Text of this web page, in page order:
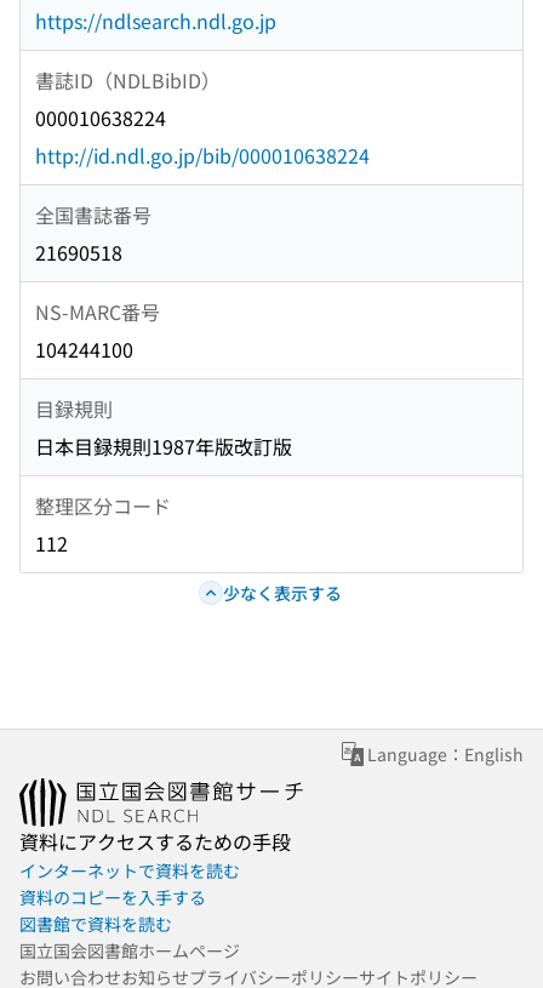
https://ndlsearch.ndl.go.jp
書誌ID（NDLBibID）
000010638224
http://id.ndl.go.jp/bib/000010638224
全国書誌番号
21690518
NS-MARC番号
104244100
目録規則
日本目録規則1987年版改訂版
整理区分コード
112
少なく表示する
Language：English
資料にアクセスするための手段
インターネットで資料を読む
資料のコピーを入手する
図書館で資料を読む
国立国会図書館ホームページ
お問い合わせお知らせプライバシーポリシーサイトポリシー